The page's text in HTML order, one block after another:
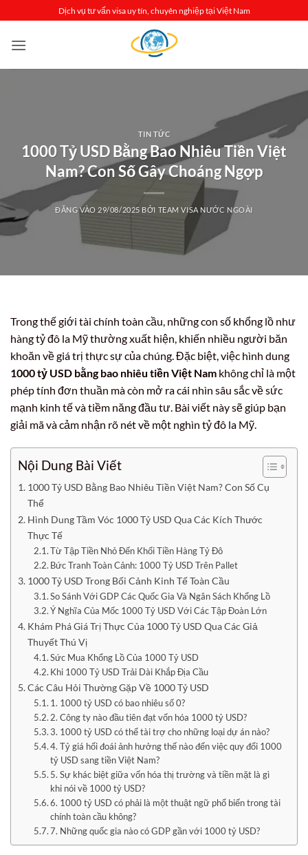
qua
nội
Dịch vụ tư vấn visa uy tín, chuyên nghiệp tại Việt Nam
TIN TỨC
1000 Tỷ USD Bằng Bao Nhiêu Tiền Việt
Nam? Con Số Gây Choáng Ngợp
ĐĂNG VÀO 29/08/2025 BỞI TEAM VISA NƯỚC NGOÀI
Trong thế giới tài chính toàn cầu, những con số khổng lồ như
hàng tỷ đô la Mỹ thường xuất hiện, khiến nhiều người băn
khoăn về giá trị thực sự của chúng. Đặc biệt, việc hình dung
1000 tỷ USD bằng bao nhiêu tiền Việt Nam không chỉ là một
phép tính đơn thuần mà còn mở ra cái nhìn sâu sắc về sức
mạnh kinh tế và tiềm năng đầu tư. Bài viết này sẽ giúp bạn
giải mã và cảm nhận rõ nét về một nghìn tỷ đô la Mỹ.
Nội Dung Bài Viết
1000 Tỷ USD Bằng Bao Nhiêu Tiền Việt Nam? Con Số Cụ
Thể
Hình Dung Tầm Vóc 1000 Tỷ USD Qua Các Kích Thước
Thực Tế
Từ Tập Tiền Nhỏ Đến Khối Tiền Hàng Tỷ Đô
Bức Tranh Toàn Cảnh: 1000 Tỷ USD Trên Pallet
1000 Tỷ USD Trong Bối Cảnh Kinh Tế Toàn Cầu
So Sánh Với GDP Các Quốc Gia Và Ngân Sách Khổng Lồ
Ý Nghĩa Của Mốc 1000 Tỷ USD Với Các Tập Đoàn Lớn
Khám Phá Giá Trị Thực Của 1000 Tỷ USD Qua Các Giả
Thuyết Thú Vị
Sức Mua Khổng Lồ Của 1000 Tỷ USD
Khi 1000 Tỷ USD Trải Dài Khắp Địa Cầu
Các Câu Hỏi Thường Gặp Về 1000 Tỷ USD
1. 1000 tỷ USD có bao nhiêu số 0?
2. Công ty nào đầu tiên đạt vốn hóa 1000 tỷ USD?
3. 1000 tỷ USD có thể tài trợ cho những loại dự án nào?
4. Tỷ giá hối đoái ảnh hưởng thế nào đến việc quy đổi 1000
tỷ USD sang tiền Việt Nam?
5. Sự khác biệt giữa vốn hóa thị trường và tiền mặt là gì
khi nói về 1000 tỷ USD?
6. 1000 tỷ USD có phải là một thuật ngữ phổ biến trong tài
chính toàn cầu không?
7. Những quốc gia nào có GDP gần với 1000 tỷ USD?